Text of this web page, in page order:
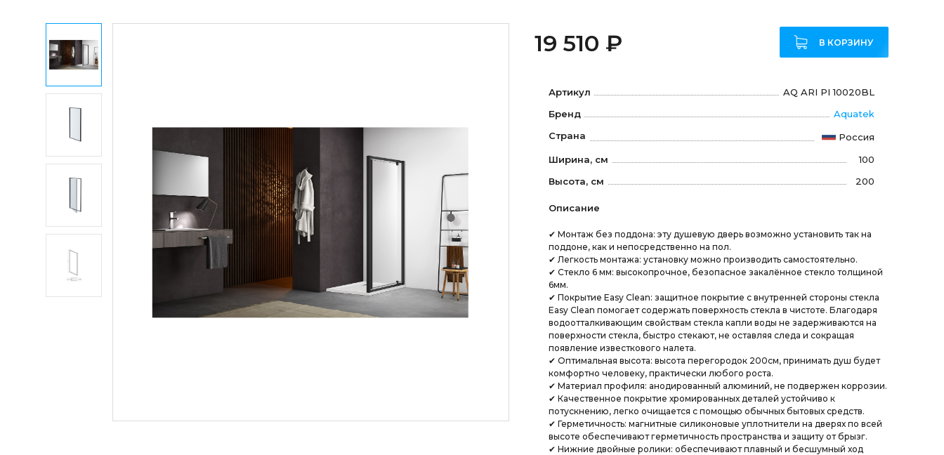
19 510 ₽ В КОРЗИНУ
Артикул
AQ ARI PI 10020BL
Бренд
Aquatek
Страна
Россия
Ширина, см
100
Высота, см
200
Описание
✔ Монтаж без поддона: эту душевую дверь возможно установить так на
поддоне, как и непосредственно на пол.
✔ Легкость монтажа: установку можно производить самостоятельно.
✔ Стекло 6 мм: высокопрочное, безопасное закалённое стекло толщиной
6мм.
✔ Покрытие Easy Clean: защитное покрытие с внутренней стороны стекла
Easy Clean помогает содержать поверхность стекла в чистоте. Благодаря
водоотталкивающим свойствам стекла капли воды не задерживаются на
поверхности стекла, быстро стекают, не оставляя следа и сокращая
появление известкового налета.
✔ Оптимальная высота: высота перегородок 200см, принимать душ будет
комфортно человеку, практически любого роста.
✔ Материал профиля: анодированный алюминий, не подвержен коррозии.
✔ Качественное покрытие хромированных деталей устойчиво к
потускнению, легко очищается с помощью обычных бытовых средств.
✔ Герметичность: магнитные силиконовые уплотнители на дверях по всей
высоте обеспечивают герметичность пространства и защиту от брызг.
✔ Нижние двойные ролики: обеспечивают плавный и бесшумный ход